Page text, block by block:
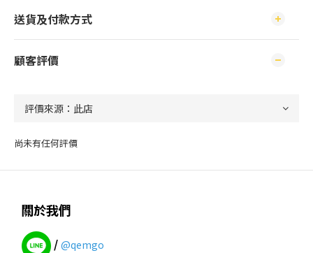
送貨及付款方式
顧客評價
尚未有任何評價
關於我們
/ @qemgo